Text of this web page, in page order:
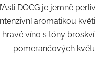
5
hvězdiček.
DOCG je jemně
aromatikou
hravé víno s tóny
pomerančových